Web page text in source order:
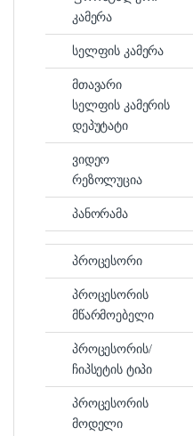
კამერა
სელფის კამერა
მთავარი
სელფის კამერის
დეპუტატი
ვიდეო
რეზოლუცია
პანორამა
პროცესორი
პროცესორის
მწარმოებელი
პროცესორის/
ჩიპსეტის ტიპი
პროცესორის
მოდელი